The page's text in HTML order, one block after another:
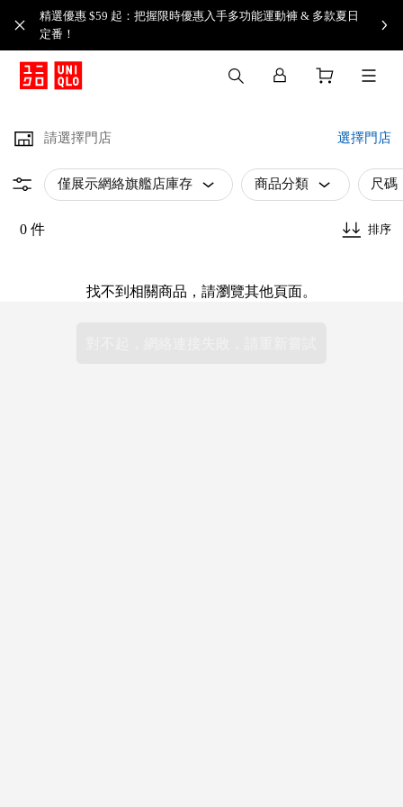
精選優惠 $59 起：把握限時優惠入手多功能運動褲 & 多款夏日
定番！​
請選擇門店 選擇門店
僅展示網絡旗艦店庫存 商品分類 尺碼
0 件 排序
找不到相關商品，請瀏覽其他頁面。